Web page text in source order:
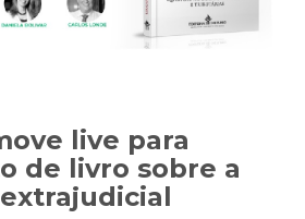
live para
de livro sobre a